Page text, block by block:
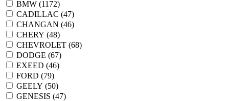
BMW (1172)
CADILLAC (47)
CHANGAN (46)
CHERY (48)
CHEVROLET (68)
DODGE (67)
EXEED (46)
FORD (79)
GEELY (50)
GENESIS (47)